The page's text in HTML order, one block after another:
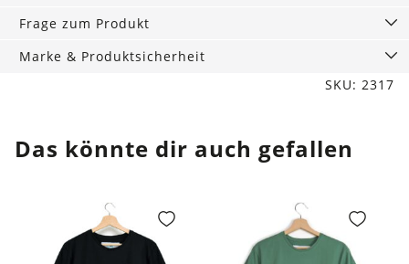
Frage zum Produkt
Marke & Produktsicherheit
SKU: 2317
Das könnte dir auch gefallen